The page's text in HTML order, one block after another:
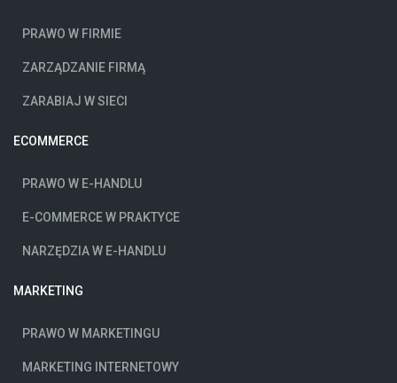
PRAWO W FIRMIE
ZARZĄDZANIE FIRMĄ
ZARABIAJ W SIECI
ECOMMERCE
PRAWO W E-HANDLU
E-COMMERCE W PRAKTYCE
NARZĘDZIA W E-HANDLU
MARKETING
PRAWO W MARKETINGU
MARKETING INTERNETOWY